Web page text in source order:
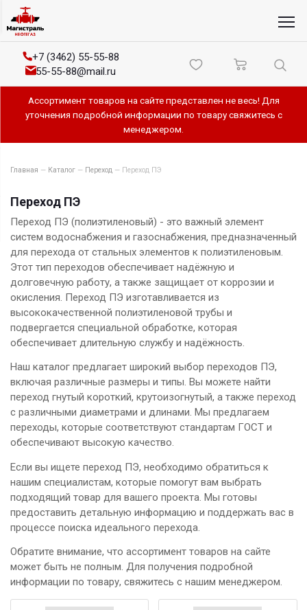
+7 (3462) 55-55-88
55-55-88@mail.ru
Ассортимент товаров на сайте представлен не весь! Для
уточнения подробной информации по товару свяжитесь с
менеджером.
Главная — Каталог — Переход — Переход ПЭ
Переход ПЭ
Переход ПЭ (полиэтиленовый) - это важный элемент
систем водоснабжения и газоснабжения, предназначенный
для перехода от стальных элементов к полиэтиленовым.
Этот тип переходов обеспечивает надёжную и
долговечную работу, а также защищает от коррозии и
окисления. Переход ПЭ изготавливается из
высококачественной полиэтиленовой трубы и
подвергается специальной обработке, которая
обеспечивает длительную службу и надёжность.
Наш каталог предлагает широкий выбор переходов ПЭ,
включая различные размеры и типы. Вы можете найти
переход гнутый короткий, крутоизогнутый, а также переход
с различными диаметрами и длинами. Мы предлагаем
переходы, которые соответствуют стандартам ГОСТ и
обеспечивают высокую качество.
Если вы ищете переход ПЭ, необходимо обратиться к
нашим специалистам, которые помогут вам выбрать
подходящий товар для вашего проекта. Мы готовы
предоставить детальную информацию и поддержать вас в
процессе поиска идеального перехода.
Обратите внимание, что ассортимент товаров на сайте
может быть не полным. Для получения подробной
информации по товару, свяжитесь с нашим менеджером.